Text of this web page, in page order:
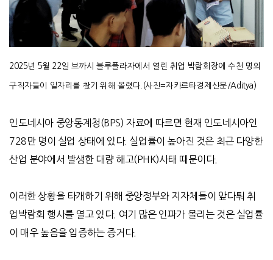
2025년 5월 22일 브까시 블루플라자에서 열린 취업 박람회장에 수천 명의
구직자들이 일자리를 찾기 위해 몰렸다.(사진=자카르타경제신문/Aditya)
인도네시아 중앙통계청(BPS)자료에 따르면 현재 인도네시아인
728만 명이 실업 상태에 있다. 실업률이 높아진 것은 최근 다양한
산업 분야에서 발생한 대량 해고(PHK)사태 때문이다.
이러한 상황을 타개하기 위해 중앙정부와 지자체들이 앞다퉈 취
업박람회 행사를 열고 있다. 여기 많은 인파가 몰리는 것은 실업률
이 매우 높음을 입증하는 증거다.